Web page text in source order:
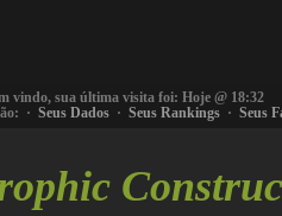
vindo, sua última visita foi: Hoje @ 18:32
· Seus Dados · Seus Rankings · Seus